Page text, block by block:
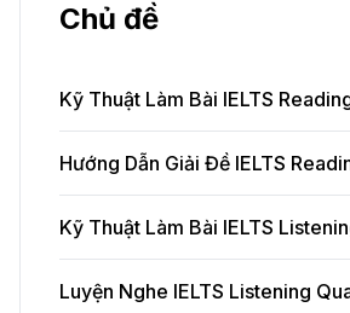
Chủ đề
Kỹ Thuật Làm Bài IELTS
Hướng Dẫn Giải Đề IELTS
Kỹ Thuật Làm Bài IELTS
Luyện Nghe IELTS Listening